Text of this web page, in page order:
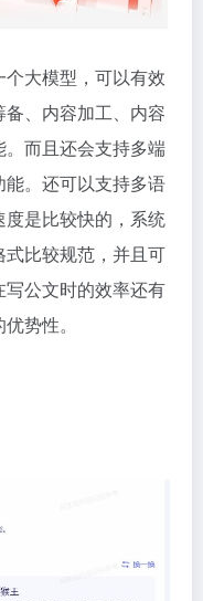
大模型，可以有效
、内容加工、内容
而且还会支持多端
。还可以支持多语
是比较快的，系统
比较规范，并且可
公文时的效率还有
势性。